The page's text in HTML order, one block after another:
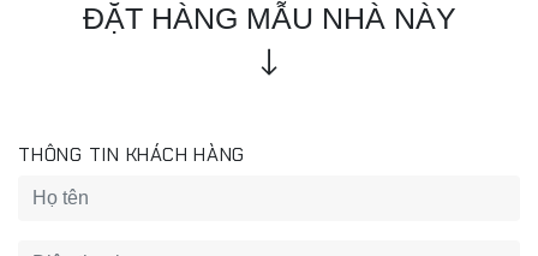
ĐẶT HÀNG MẪU NHÀ NÀY
THÔNG TIN KHÁCH HÀNG